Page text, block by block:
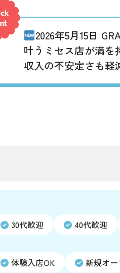
2026年5月15日
叶うミセス店が満を
収入の不安定さも
30代歓迎 40代歓迎
体験入店OK 新規オー